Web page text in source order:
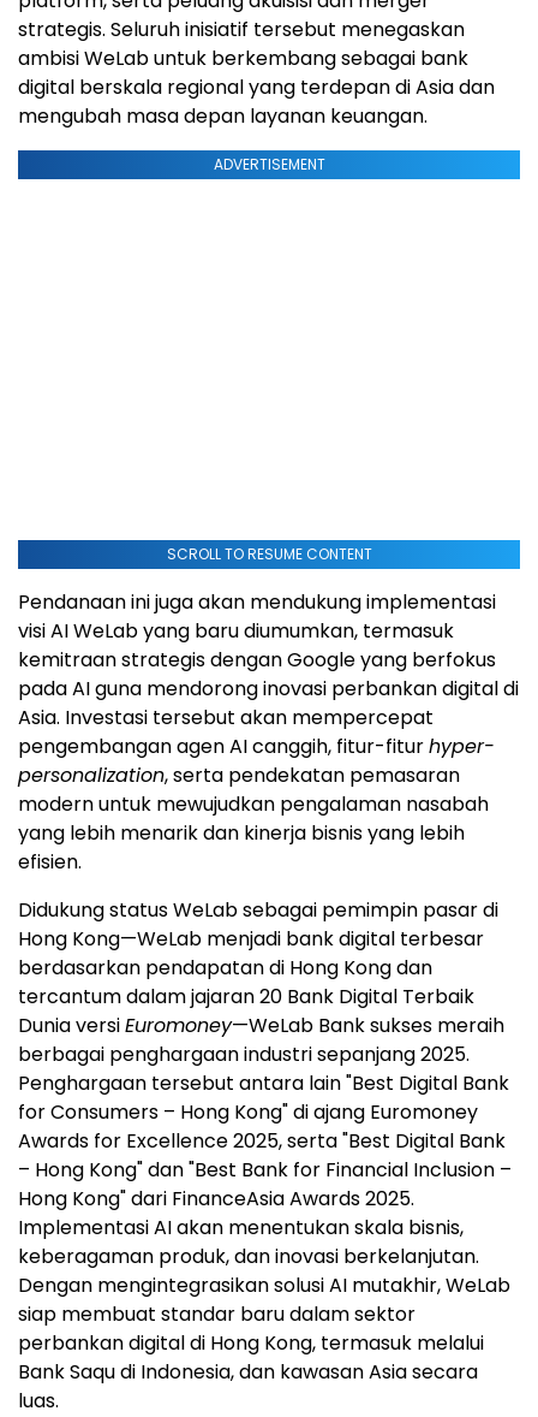
strategis. Seluruh inisiatif tersebut menegaskan
ambisi WeLab untuk berkembang sebagai bank
digital berskala regional yang terdepan di Asia dan
mengubah masa depan layanan keuangan.
ADVERTISEMENT
SCROLL TO RESUME CONTENT
Pendanaan ini juga akan mendukung implementasi
visi AI WeLab yang baru diumumkan, termasuk
kemitraan strategis dengan Google yang berfokus
pada AI guna mendorong inovasi perbankan digital di
Asia. Investasi tersebut akan mempercepat
pengembangan agen AI canggih, fitur-fiturhyper-
personalization, serta pendekatan pemasaran
modern untuk mewujudkan pengalaman nasabah
yang lebih menarik dan kinerja bisnis yang lebih
efisien.
Didukung status WeLab sebagai pemimpin pasar di
Hong Kong—WeLab menjadi bank digital terbesar
berdasarkan pendapatan di Hong Kong dan
tercantum dalam jajaran 20 Bank Digital Terbaik
Dunia versiEuromoney—WeLab Bank sukses meraih
berbagai penghargaan industri sepanjang 2025.
Penghargaan tersebut antara lain "Best Digital Bank
for Consumers – Hong Kong" di ajang Euromoney
Awards for Excellence 2025, serta "Best Digital Bank
– Hong Kong" dan "Best Bank for Financial Inclusion –
Hong Kong" dari FinanceAsia Awards 2025.
Implementasi AI akan menentukan skala bisnis,
keberagaman produk, dan inovasi berkelanjutan.
Dengan mengintegrasikan solusi AI mutakhir, WeLab
siap membuat standar baru dalam sektor
perbankan digital di Hong Kong, termasuk melalui
Bank Saqu di Indonesia, dan kawasan Asia secara
luas.